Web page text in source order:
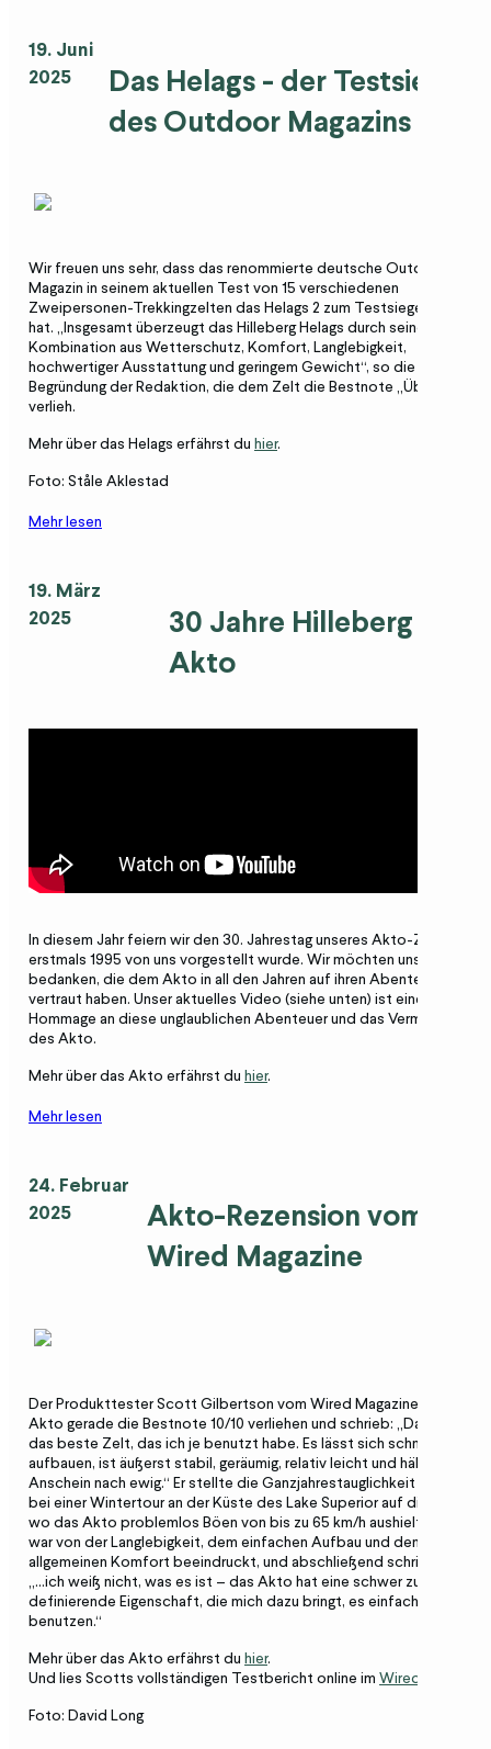
19. Juni
2025
Das Helags - der Testsieger
des Outdoor Magazins
Wir freuen uns sehr, dass das renommierte deutsche Outdoor
Magazin in seinem aktuellen Test von 15 verschiedenen
Zweipersonen-Trekkingzelten das Helags 2 zum Testsieger gekürt
hat. „Insgesamt überzeugt das Hilleberg Helags durch seine perfekte
Kombination aus Wetterschutz, Komfort, Langlebigkeit,
hochwertiger Ausstattung und geringem Gewicht“, so die
Begründung der Redaktion, die dem Zelt die Bestnote „Überragend“
verlieh.
Mehr über das Helags erfährst du hier.
Foto: Ståle Aklestad
Mehr lesen
19. März
2025
30 Jahre Hilleberg
Akto
In diesem Jahr feiern wir den 30. Jahrestag unseres Akto-Zeltes, das
erstmals 1995 von uns vorgestellt wurde. Wir möchten uns bei allen
bedanken, die dem Akto in all den Jahren auf ihren Abenteuern
vertraut haben. Unser aktuelles Video (siehe unten) ist eine
Hommage an diese unglaublichen Abenteuer und das Vermächtnis
des Akto.
Mehr über das Akto erfährst du hier.
Mehr lesen
24. Februar
2025
Akto-Rezension vom
Wired Magazine
Der Produkttester Scott Gilbertson vom Wired Magazine hat dem
Akto gerade die Bestnote 10/10 verliehen und schrieb: „Das Akto ist
das beste Zelt, das ich je benutzt habe. Es lässt sich schnell
aufbauen, ist äußerst stabil, geräumig, relativ leicht und hält allem
Anschein nach ewig.“ Er stellte die Ganzjahrestauglichkeit des Zelts
bei einer Wintertour an der Küste des Lake Superior auf die Probe,
wo das Akto problemlos Böen von bis zu 65 km/h aushielt. Scott
war von der Langlebigkeit, dem einfachen Aufbau und dem
allgemeinen Komfort beeindruckt, und abschließend schrieb er:
„...ich weiß nicht, was es ist – das Akto hat eine schwer zu
definierende Eigenschaft, die mich dazu bringt, es einfach gerne zu
benutzen.“
Mehr über das Akto erfährst du hier.
Und lies Scotts vollständigen Testbericht online im Wired Magazine
Foto: David Long